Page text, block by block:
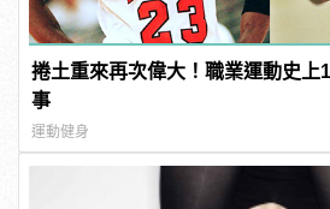
捲土重來再次偉大！職業運動史上
事
運動健身